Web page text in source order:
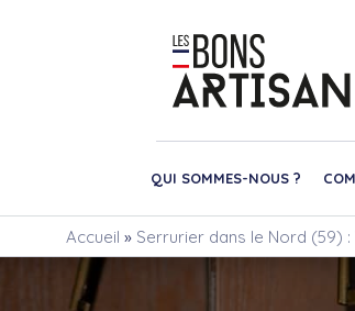
QUI SOMMES-NOUS ?
Accueil » Serrurier dans le Nord (59)